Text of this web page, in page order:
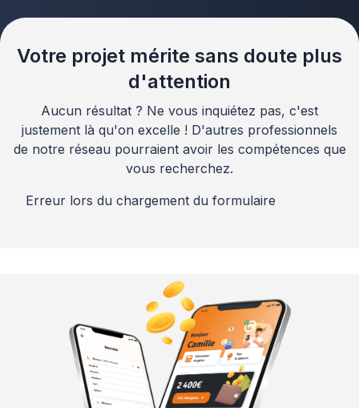
Votre projet mérite sans doute plus
d'attention
Aucun résultat ? Ne vous inquiétez pas, c'est
justement là qu'on excelle ! D'autres professionnels
de notre réseau pourraient avoir les compétences que
vous recherchez.
Erreur lors du chargement du formulaire